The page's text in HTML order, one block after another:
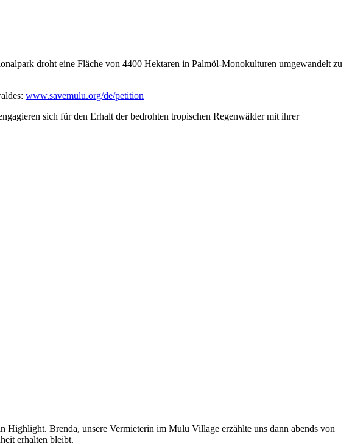
droht eine Fläche von 4400 Hektaren in Palmöl-Monokulturen umgewandelt zu
www.savemulu.org/de/petition
sich für den Erhalt der bedrohten tropischen Regenwälder mit ihrer
Brenda, unsere Vermieterin im Mulu Village erzählte uns dann abends von
erhalten bleibt.